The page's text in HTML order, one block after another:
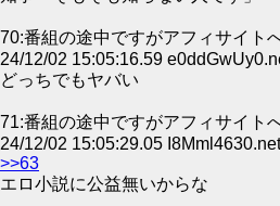
70:番組の途中ですがアフィサイト
24/12/02 15:05:16.59
どっちでもヤバい
71:番組の途中ですがアフィサイト
24/12/02 15:05:29.05 I8Mml4630.net
>>63
エロ小説に公益無いからな